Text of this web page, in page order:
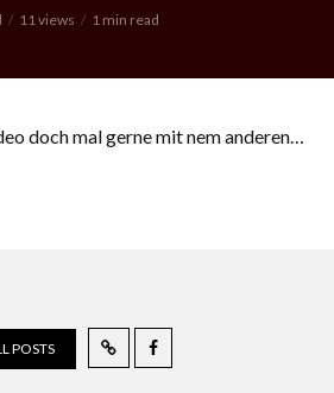
11 views 1 min read
doch mal gerne mit nem anderen…
POSTS